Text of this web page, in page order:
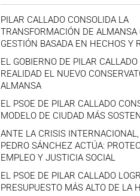
PILAR CALLADO CONSOLIDA LA
TRANSFORMACIÓN DE ALMANSA
GESTIÓN BASADA EN HECHOS Y
EL GOBIERNO DE PILAR CALLADO
REALIDAD EL NUEVO
ALMANSA
EL PSOE DE PILAR CALLADO
MODELO DE CIUDAD MÁS
ANTE LA CRISIS
PEDRO SÁNCHEZ ACTÚA:
EMPLEO Y JUSTICIA SOCIAL
EL PSOE DE PILAR CALLADO
PRESUPUESTO MÁS ALTO DE LA